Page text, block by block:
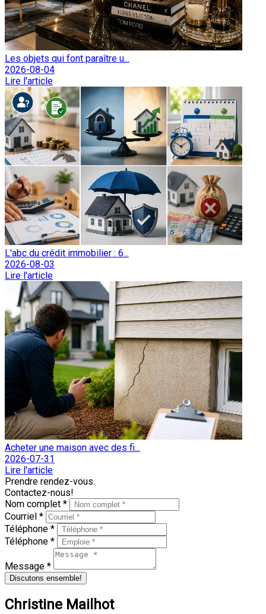
Les objets qui font paraître u...
2026-08-04
Lire l'article
L'abc du crédit immobilier : 6...
2026-08-03
Lire l'article
Acheter une maison avec des fi...
2026-07-31
Lire l'article
Prendre rendez-vous.
Contactez-nous!
Nom complet *
Courriel *
Téléphone *
Téléphone *
Message *
Discutons ensemble!
Christine Mailhot